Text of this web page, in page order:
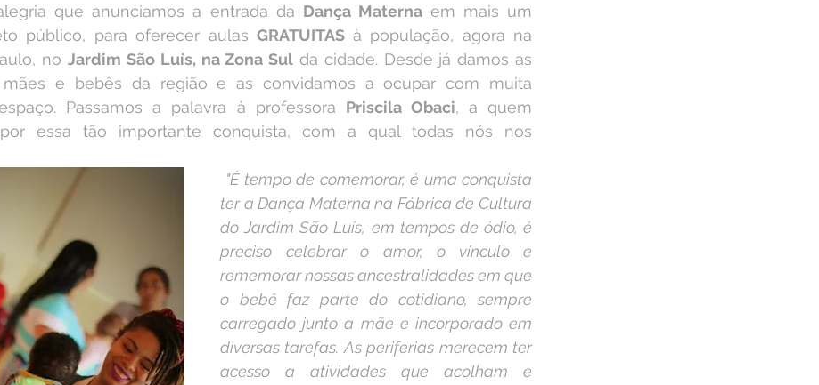
que anunciamos a entrada da Dança Materna em mais um
público, para oferecer aulas GRATUITAS à população, agora na
no Jardim São Luís, na Zona Sul da cidade. Desde já damos as
e bebês da região e as convidamos a ocupar com muita
Passamos a palavra à professora Priscila Obaci, a quem
por essa tão importante conquista, com a qual todas nós nos
"É tempo de comemorar, é uma conquista
ter a Dança Materna na Fábrica de Cultura
do Jardim São Luís, em tempos de ódio, é
preciso celebrar o amor, o vínculo e
rememorar nossas ancestralidades em que
o bebê faz parte do cotidiano, sempre
carregado junto a mãe e incorporado em
diversas tarefas. As periferias merecem ter
acesso a atividades que acolham e